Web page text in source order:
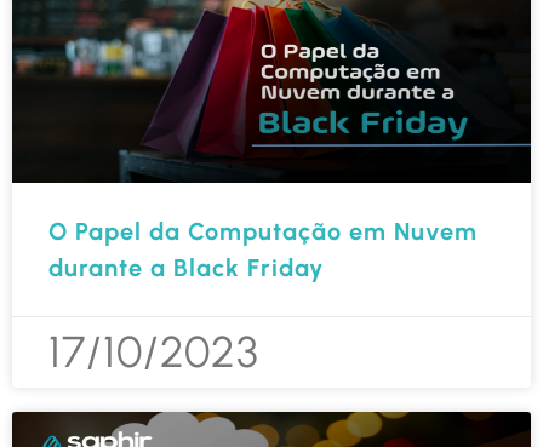
O Papel da Computação em Nuvem
durante a Black Friday
17/10/2023